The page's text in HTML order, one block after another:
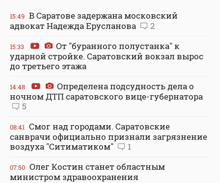
15:49 В Саратове задержана московский
адвокат Надежда Ерусланова
2
15:33
От "буранного полустанка" к
ударной стройке. Саратовский вокзал вырос
до третьего этажа
14:48
Определена подсудность дела о
ночном ДТП саратовского вице-губернатора
5
08:41 Смог над городами. Саратовские
санврачи официально признали загрязнение
воздуха "Ситиматиком"
1
07:50 Олег Костин станет областным
министром здравоохранения